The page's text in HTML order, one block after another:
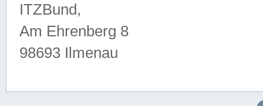
ITZBund,
Am Ehrenberg 8
98693 Ilmenau